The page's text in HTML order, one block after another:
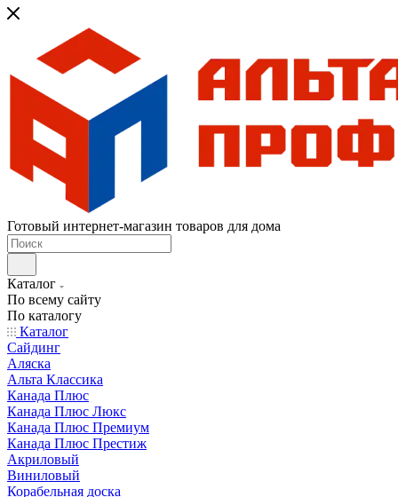
Готовый интернет-магазин товаров для дома
Каталог
По всему сайту
По каталогу
Каталог
Сайдинг
Аляска
Альта Классика
Канада Плюс
Канада Плюс Люкс
Канада Плюс Премиум
Канада Плюс Престиж
Акриловый
Виниловый
Корабельная доска